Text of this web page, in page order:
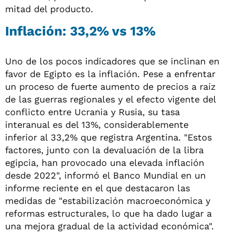
mitad del producto.
Inflación: 33,2% vs 13%
Uno de los pocos indicadores que se inclinan en
favor de Egipto es la inflación. Pese a enfrentar
un proceso de fuerte aumento de precios a raíz
de las guerras regionales y el efecto vigente del
conflicto entre Ucrania y Rusia, su tasa
interanual es del 13%, considerablemente
inferior al 33,2% que registra Argentina. "Estos
factores, junto con la devaluación de la libra
egipcia, han provocado una elevada inflación
desde 2022", informó el Banco Mundial en un
informe reciente en el que destacaron las
medidas de "estabilización macroeconómica y
reformas estructurales, lo que ha dado lugar a
una mejora gradual de la actividad económica".